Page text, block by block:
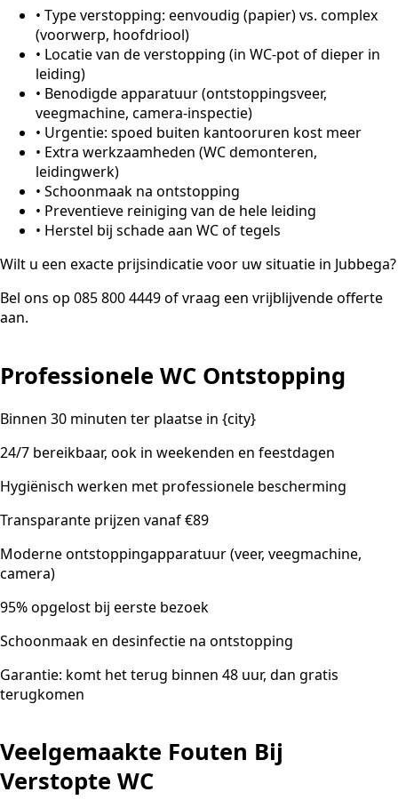
• Type verstopping: eenvoudig (papier) vs. complex
(voorwerp, hoofdriool)
• Locatie van de verstopping (in WC-pot of dieper in
leiding)
• Benodigde apparatuur (ontstoppingsveer,
veegmachine, camera-inspectie)
• Urgentie: spoed buiten kantooruren kost meer
• Extra werkzaamheden (WC demonteren,
leidingwerk)
• Schoonmaak na ontstopping
• Preventieve reiniging van de hele leiding
• Herstel bij schade aan WC of tegels
Wilt u een exacte prijsindicatie voor uw situatie in Jubbega?
Bel ons op 085 800 4449 of vraag een vrijblijvende offerte
aan.
Professionele WC Ontstopping
Binnen 30 minuten ter plaatse in {city}
24/7 bereikbaar, ook in weekenden en feestdagen
Hygiënisch werken met professionele bescherming
Transparante prijzen vanaf €89
Moderne ontstoppingapparatuur (veer, veegmachine,
camera)
95% opgelost bij eerste bezoek
Schoonmaak en desinfectie na ontstopping
Garantie: komt het terug binnen 48 uur, dan gratis
terugkomen
Veelgemaakte Fouten Bij
Verstopte WC